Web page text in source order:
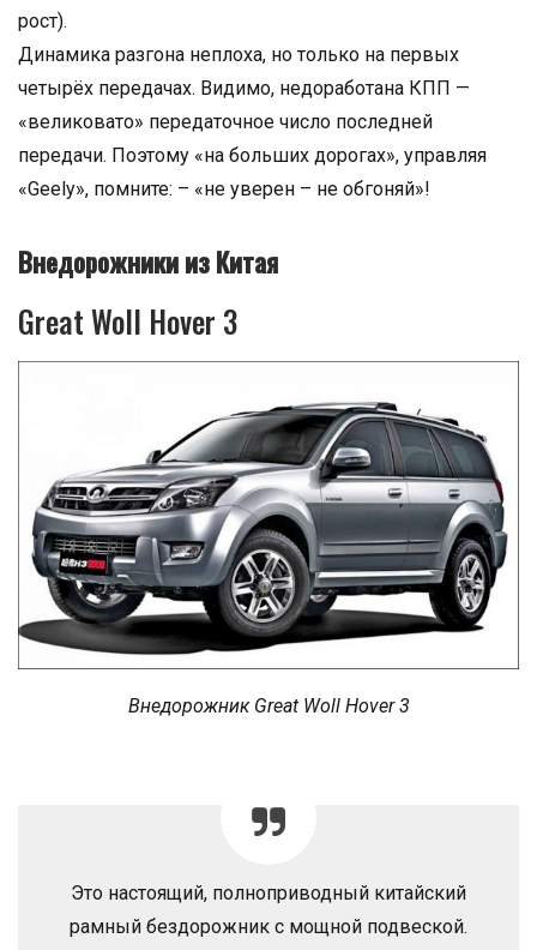
рост).
Динамика разгона неплоха, но только на первых
четырёх передачах. Видимо, недоработана КПП —
«великовато» передаточное число последней
передачи. Поэтому «на больших дорогах», управляя
«Geely», помните: – «не уверен – не обгоняй»!
Внедорожники из Китая
Great Woll Hover 3
Внедорожник Great Woll Hover 3
Это настоящий, полноприводный китайский
рамный бездорожник с мощной подвеской.